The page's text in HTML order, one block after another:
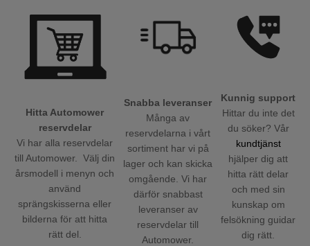
Hitta Automower
reservdelar
Vi har alla reservdelar
till Automower. Välj din
årsmodell i menyn och
använd
sprängskisserna eller
bilderna för att hitta
rätt del.
Snabba leveranser
Många av
reservdelarna i vårt
sortiment har vi på
lager och kan skicka
omgående. Vi har
därför snabbast
leveranser av
reservdelar till
Automower.
Kunnig support
Hittar du inte det
du söker? Vår
kundtjänst
hjälper dig att
hitta rätt delar
och med sin
kunskap om
felsökning guidar
dig rätt.